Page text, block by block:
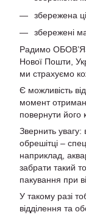
збережена
збережені
Радимо
Нової Пошти,
ми страхуємо
Є можливість
момент
повернути його
Звернить
обрешітці –
наприклад,
забрати такий
пакування при
У такому разі
відділення та